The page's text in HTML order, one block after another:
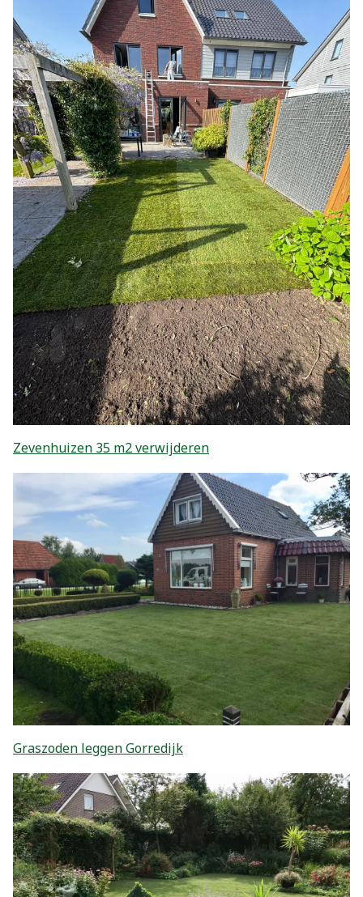
Zevenhuizen 35 m2 verwijderen
Graszoden leggen Gorredijk